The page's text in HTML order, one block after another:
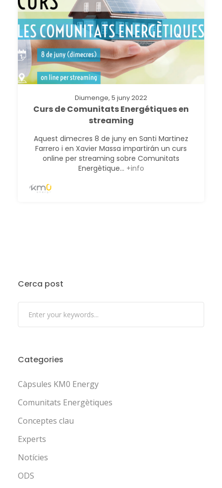
Diumenge, 5 juny 2022
Curs de Comunitats Energétiques en
streaming
Aquest dimecres 8 de juny en Santi Martinez
Farrero i en Xavier Massa impartirán un curs
online per streaming sobre Comunitats
Energètique... +info
Cerca post
Categories
Càpsules KM0 Energy
Comunitats Energètiques
Conceptes clau
Experts
Notícies
ODS